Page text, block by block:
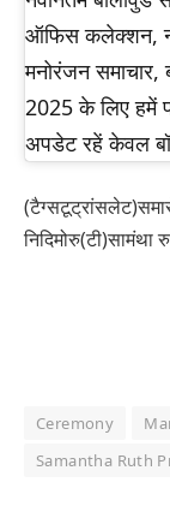
ऑफिस कलेक्शन, नई
मनोरंजन
2025 के लिए हमें
अपडेट रहें केवल
निदिमोरु(टी)सामंथा
Ceremony
Samantha Ruth